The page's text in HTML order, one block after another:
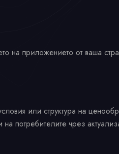
на приложението от ваша
или структура на
потребителите чрез